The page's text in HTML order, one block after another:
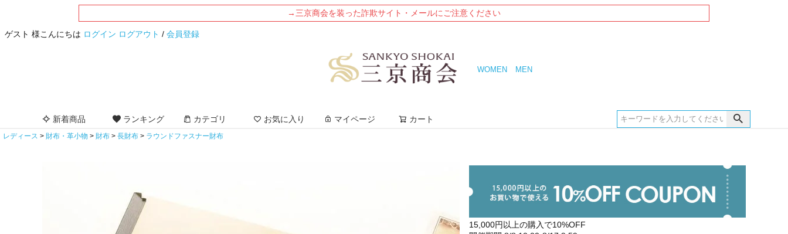
→三京商会を装った詐欺サイト・メールにご注意ください
ゲスト 様こんにちは ログイン ログアウト / 会員登録
WOMEN MEN
新着商品 ランキング カテゴリ お気に入り マイページ カート
レディース 財布・革小物 財布 長財布 ラウンドファスナー財布
15,000円以上の購入で10%OFF